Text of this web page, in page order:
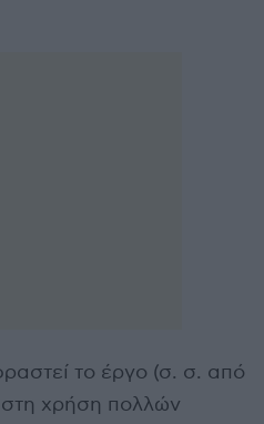
το έργο (σ. σ. από
χρήση πολλών